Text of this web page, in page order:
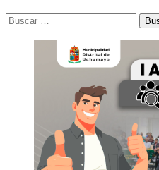
Buscar: